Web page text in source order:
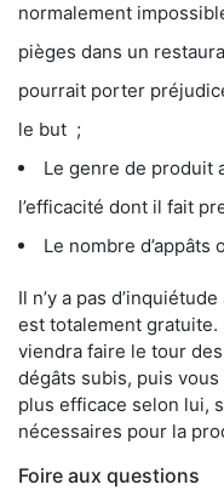
normalement
pièges dans un
pourrait porter
le but ;
Le genre de produit
l’efficacité dont il fait
Le nombre
Il n’y a pas
est totalement
viendra faire le tour
dégâts subis, puis
plus efficace selon lui,
nécessaires pour la
Foire aux questions